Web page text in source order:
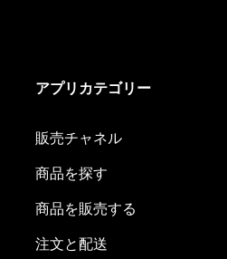
アプリカテゴリー
販売チャネル
商品を探す
商品を販売する
注文と配送